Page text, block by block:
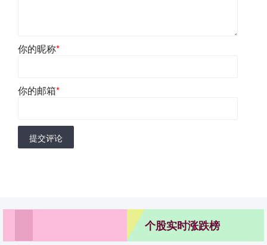
你的昵称*
你的邮箱*
提交评论
个股实时涨跌榜